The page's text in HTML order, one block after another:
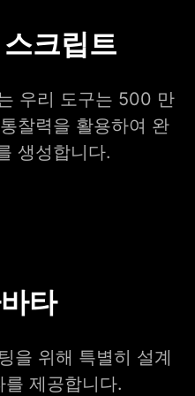
크립트
우리 도구는 500 만
찰력을 활용하여 완
생성합니다.
타
을 위해 특별히 설계
제공합니다.